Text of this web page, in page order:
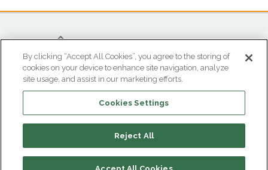
OFICINA ATENCIÓN AL CLIENTE
Tel (601) 869 8787
atencioncliente@euclidchemical.com.co
By clicking “Accept All Cookies”, you agree to the storing of
cookies on your device to enhance site navigation, analyze
site usage, and assist in our marketing efforts.
Cookies Settings
Reject All